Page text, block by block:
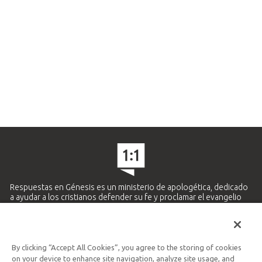
Respuestas en Génesis es un ministerio de apologética, dedicado
a ayudar a los cristianos defender su fe y proclamar el evangelio
Ministerio Hispano y Latinoamericano
By clicking “Accept All Cookies”, you agree to the storing of cookies
on your device to enhance site navigation, analyze site usage, and